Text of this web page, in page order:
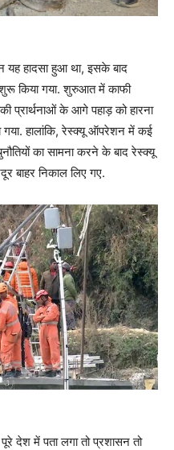
यह हादसा हुआ था, इसके बाद
किया गया. शुरुआत में काफी
प्रार्थनाओं के आगे पहाड़ को हारना
गया. हालांकि, रेस्क्यू ऑपरेशन में कई
का सामना करने के बाद रेस्क्यू
निकाल लिए गए.
देश में पता लगा तो प्रशासन तो